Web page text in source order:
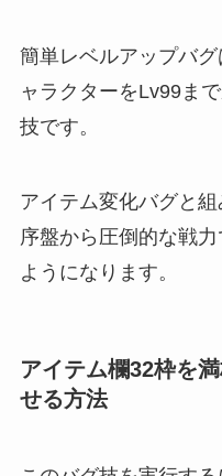
簡単レベルアップバ
ャラクターをLv99ま
技です。
アイテム変化バグと
序盤から圧倒的な戦
ようになります。
アイテム欄32枠を
せる方法